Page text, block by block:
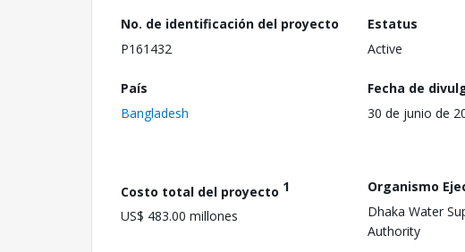
No. de identificación del proyecto
P161432
Estatus
Active
País
Bangladesh
Fecha de
30 de junio de
Costo total del proyecto 1
US$ 483.00 millones
Organismo
Dhaka Water
Authority